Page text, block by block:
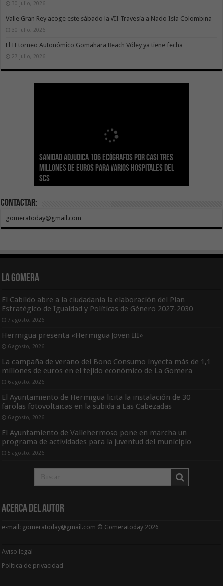
30 julio, 2026
Valle Gran Rey acoge este sábado la VII Travesía a Nado Isla Colombina
30 julio, 2026
El II torneo Autonómico Gomahara Beach Vóley ya tiene fecha
27 julio, 2026
Sanidad adjudica 106 ecógrafos por casi tres
millones de euros para varios hospitales del
SCS
Gesplan logra la máxima puntuación en el
Índice de Transparencia de Canarias por cuarto
año consecutivo
El Gobierno canario concede ayudas del
POSEICAN-Pesca al sector por valor de 7,09 M€
tras aumentar las cuantías
Transición Ecológica coordina con Ashotel su
adhesión a la Red de Refugios Climáticos de
Canarias
Visocan incorpora 170 pisos a su parque de
vivienda protegida en régimen de alquiler
asequible de Tenerife
Sanidad refuerza la capacidad diagnóstica de
los centros de salud con el impulso de la
ecografía clínica
Contactar:
gomeratoday@gmail.com
La Gomera
El Cabildo abre a la ciudadanía la elaboración del Plan
Estratégico de Igualdad y Políticas de Género 2027-2030
7 agosto, 2026
Hermigua presenta «Hermigua Joven III»
6 agosto, 2026
La campaña de verano del Bono Consumo inyecta más de 1,1
millones de euros en el tejido económico de La Gomera
6 agosto, 2026
El Ayuntamiento de Hermigua licita la instalación de 30
farolas fotovoltaicas en la subida a Las Cabezadas
6 agosto, 2026
El Ayuntamiento de Vallehermoso pone en marcha un
programa de actividades para la juventud del municipio
5 agosto, 2026
Acerca del Autor
e-mail: gomeratoday@gmail.com © Gomeratoday 2026
Aviso legal
Política de privacidad